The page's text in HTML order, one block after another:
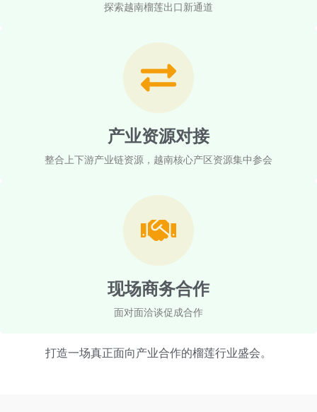
探索越南榴莲出口新通道
产业资源对接
整合上下游产业链资源，越南核心产区资源集中参会
现场商务合作
面对面洽谈促成合作
打造一场真正面向产业合作的榴莲行业盛会。